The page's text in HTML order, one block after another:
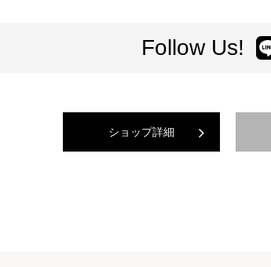
Follow Us!
ショップ詳細